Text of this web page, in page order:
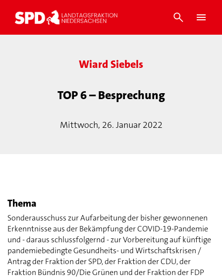
Wiard Siebels
TOP 6 – Besprechung
Mittwoch, 26. Januar 2022
Thema
Sonderausschuss zur Aufarbeitung der bisher gewonnenen
Erkenntnisse aus der Bekämpfung der COVID-19-Pandemie
und - daraus schlussfolgernd - zur Vorbereitung auf künftige
pandemiebedingte Gesundheits- und Wirtschaftskrisen /
Antrag der Fraktion der SPD, der Fraktion der CDU, der
Fraktion Bündnis 90/Die Grünen und der Fraktion der FDP